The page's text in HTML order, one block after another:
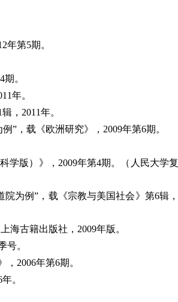
年第5期。
4期。
年。
辑， 2011年。
”，载《欧洲研究》， 2009年第6期。
学版）》， 2009年第4期。（人民大学复
为例”，载《宗教与美国社会》第6辑，
海古籍出版社， 2009年版。
号。
， 2006年第6期。
年。